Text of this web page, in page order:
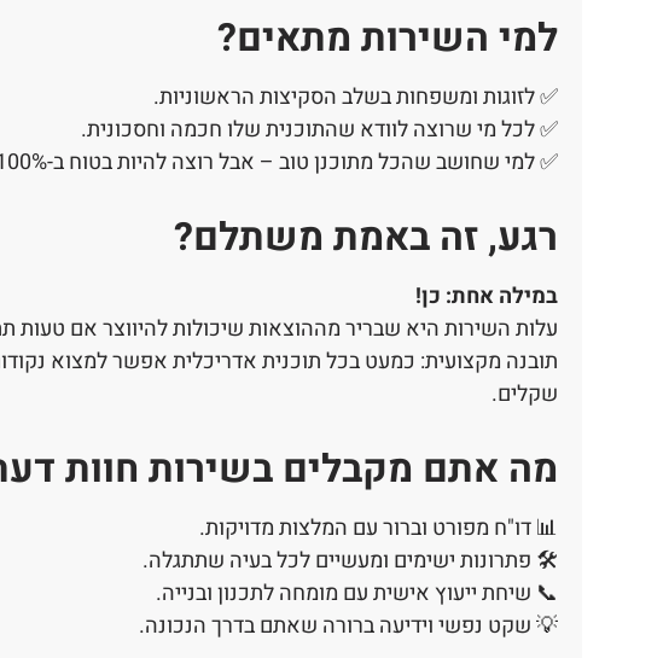
למי השירות מתאים?
✅ לזוגות ומשפחות בשלב הסקיצות הראשוניות.
✅ לכל מי שרוצה לוודא שהתוכנית שלו חכמה וחסכונית.
✅ למי שחושב שהכל מתוכנן טוב – אבל רוצה להיות בטוח ב-100%.
רגע, זה באמת משתלם?
במילה אחת: כן!
עלות השירות היא שבריר מההוצאות שיכולות להיווצר אם טעות
תובנה מקצועית: כמעט בכל תוכנית אדריכלית אפשר למצוא
שקלים.
מה אתם מקבלים בשירות חוות
📊 דו"ח מפורט וברור עם המלצות מדויקות.
🛠️ פתרונות ישימים ומעשיים לכל בעיה שתתגלה.
📞 שיחת ייעוץ אישית עם מומחה לתכנון ובנייה.
💡 שקט נפשי וידיעה ברורה שאתם בדרך הנכונה.